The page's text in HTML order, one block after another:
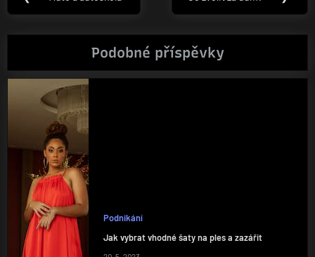
pro
příspěvek
Previous
Next
Podobné příspěvky
Podnikání
Jak vybrat vhodné šaty na ples a zazářit